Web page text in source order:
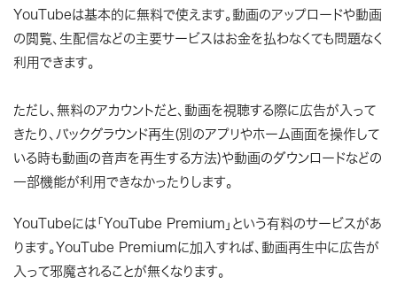
YouTubeは基本的に無料で使えます。動画のアップロードや動画
の閲覧、生配信などの主要サービスはお金を払わなくても問題なく
利用できます。
ただし、無料のアカウントだと、動画を視聴する際に広告が入って
きたり、バックグラウンド再生(別のアプリやホーム画面を操作して
いる時も動画の音声を再生する方法)や動画のダウンロードなどの
一部機能が利用できなかったりします。
YouTubeには「YouTube Premium」という有料のサービスがあ
ります。YouTube Premiumに加入すれば、動画再生中に広告が
入って邪魔されることが無くなります。